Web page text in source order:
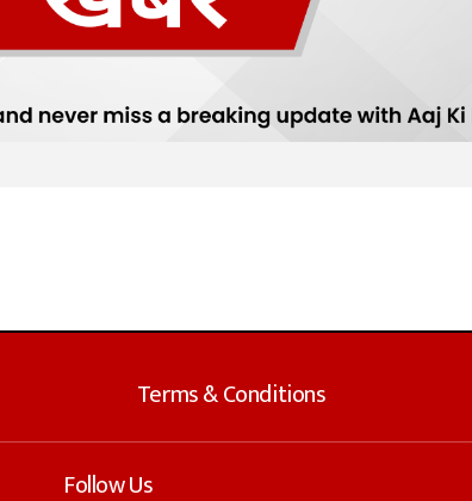
Terms & Conditions
Follow Us